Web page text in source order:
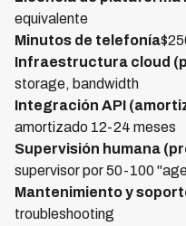
equivalente
Minutos de telefonía
Infraestructura cloud
storage, bandwidth
Integración API
amortizado 12-24 meses
Supervisión humana
supervisor por 50-100
Mantenimiento y
troubleshooting